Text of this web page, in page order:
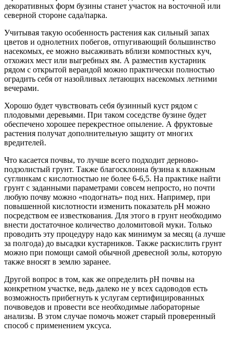
декоративных форм бузины станет участок на восточной или
северной стороне сада/парка.
Учитывая такую особенность растения как сильный запах
цветов и однолетних побегов, отпугивающий большинство
насекомых, ее можно высаживать вблизи компостных куч,
отхожих мест или выгребных ям. А разместив кустарник
рядом с открытой верандой можно практически полностью
оградить себя от назойливых летающих насекомых летними
вечерами.
Хорошо будет чувствовать себя бузинный куст рядом с
плодовыми деревьями. При таком соседстве бузине будет
обеспечено хорошее перекрестное опыление. А фруктовые
растения получат дополнительную защиту от многих
вредителей.
Что касается почвы, то лучше всего подходит дерново-
подзолистый грунт. Также благосклонна бузина к влажным
суглинкам с кислотностью не более 6-6,5. На практике найти
грунт с заданными параметрами совсем непросто, но почти
любую почву можно «подогнать» под них. Например, при
повышенной кислотности изменить показатель рН можно
посредством ее известкования. Для этого в грунт необходимо
внести достаточное количество доломитовой муки. Только
проводить эту процедуру надо как минимум за месяц (а лучше
за полгода) до высадки кустарников. Также раскислить грунт
можно при помощи самой обычной древесной золы, которую
также вносят в землю заранее.
Другой вопрос в том, как же определить рН почвы на
конкретном участке, ведь далеко не у всех садоводов есть
возможность прибегнуть к услугам сертифицированных
почвоведов и провести все необходимые лабораторные
анализы. В этом случае помочь может старый проверенный
способ с применением уксуса.